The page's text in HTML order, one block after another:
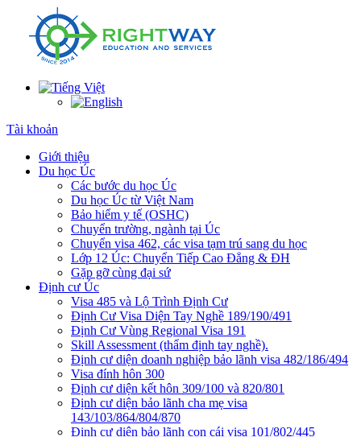
Tài khoản
Giới thiệu
Du học Úc
Các bước du học Úc
Du học Úc từ Việt Nam
Bảo hiểm y tế (OSHC)
Chuyển trường, ngành tại Úc
Chuyển visa 462, các visa tạm trú sang du học
Lớp 12 Úc: Chuyển Tiếp Cao Đẳng & ĐH
Gặp gỡ cùng đại sứ
Định cư Úc
Visa 485 và Lộ Trình Định Cư
Định Cư Visa Diện Tay Nghề 189/190/491
Định Cư Vùng Regional Visa 191
Skill Assessment (thẩm định tay nghề).
Định cư diện doanh nghiệp bảo lãnh visa 482/186/494
Visa đính hôn 300
Định cư diện kết hôn 309/100 và 820/801
Định cư diện bảo lãnh cha mẹ visa
143/103/864/804/870
Định cư diện bảo lãnh con cái visa 101/802/445